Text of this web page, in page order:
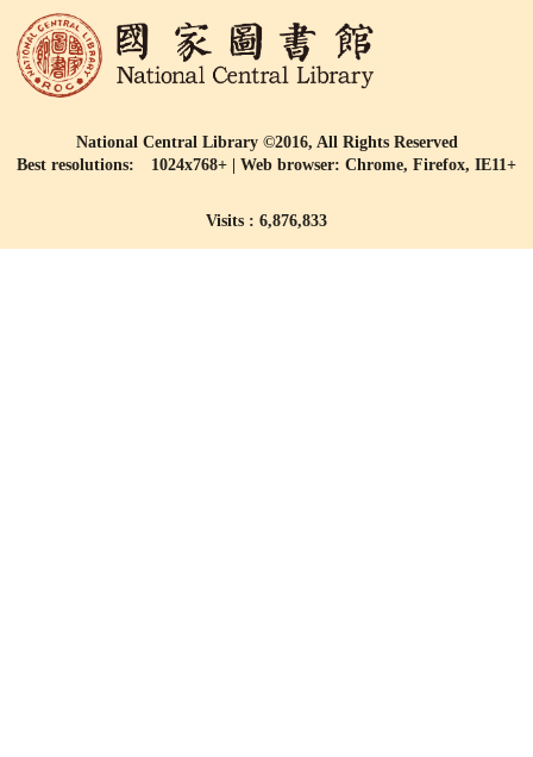
National Central Library ©2016, All Rights Reserved
Best resolutions: 1024x768+ | Web browser: Chrome, Firefox, IE11+
Visits : 6,876,833